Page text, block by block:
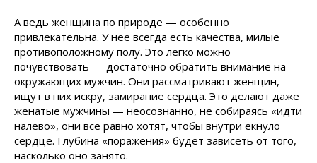
А ведь женщина по природе — особенно
привлекательна. У нее всегда есть качества, милые
противоположному полу. Это легко можно
почувствовать — достаточно обратить внимание на
окружающих мужчин. Они рассматривают женщин,
ищут в них искру, замирание сердца. Это делают даже
женатые мужчины — неосознанно, не собираясь «идти
налево», они все равно хотят, чтобы внутри екнуло
сердце. Глубина «поражения» будет зависеть от того,
насколько оно занято.